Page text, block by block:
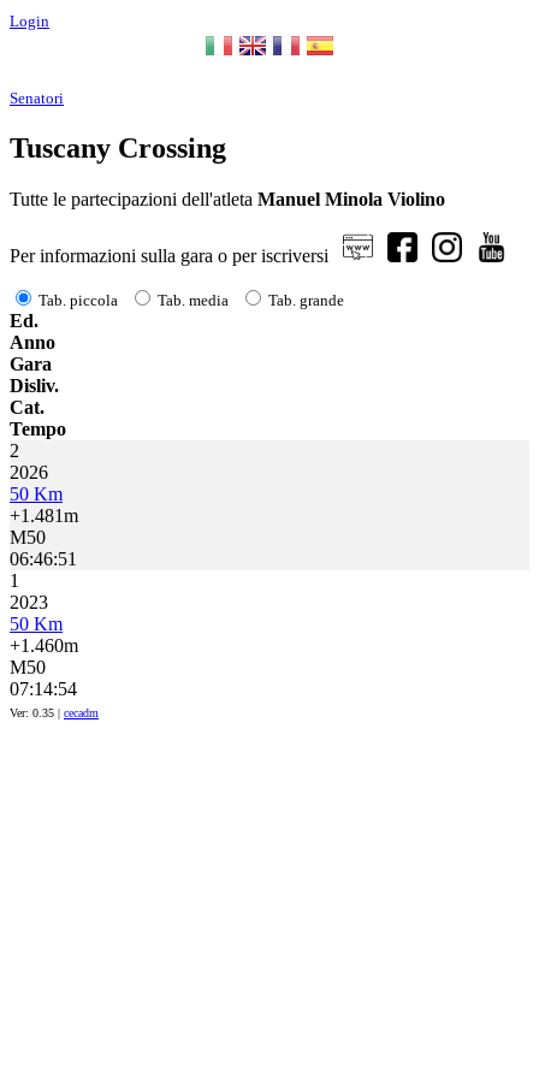
Login
Senatori
Tuscany Crossing
Tutte le partecipazioni dell'atleta Manuel Minola Violino
Per informazioni sulla gara o per iscriversi
Tab. piccola Tab. media Tab. grande
Ed.
Anno
Gara
Disliv.
Cat.
Tempo
2
2026
50 Km
+1.481m
M50
06:46:51
1
2023
50 Km
+1.460m
M50
07:14:54
Ver: 0.35 | cecadm